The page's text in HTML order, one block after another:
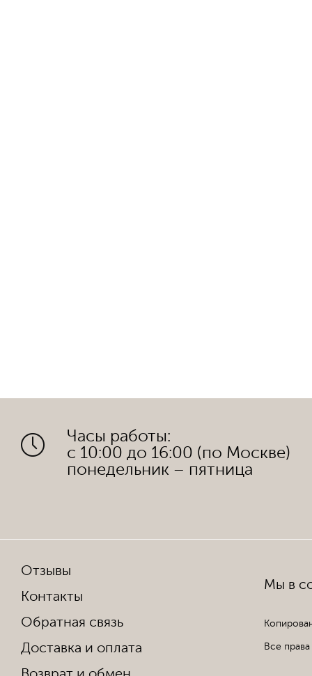
Часы работы:
с 10:00 до 16:00 (по Москве)
понедельник – пятница
Отзывы
Контакты
Обратная связь
Доставка и оплата
Мы в
Все